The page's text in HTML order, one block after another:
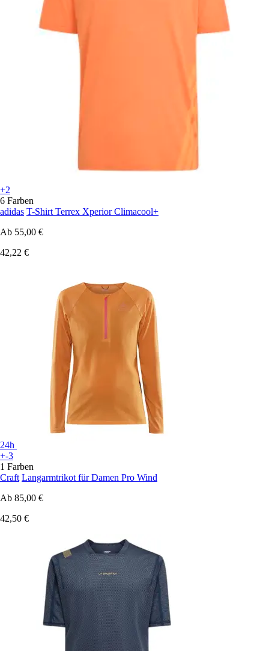
+2
6 Farben
adidas T-Shirt Terrex Xperior Climacool+
Ab 55,00 €
42,22 €
24h
+-3
1 Farben
Craft Langarmtrikot für Damen Pro Wind
Ab 85,00 €
42,50 €